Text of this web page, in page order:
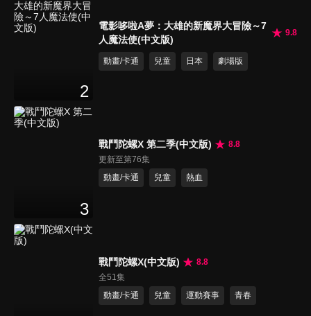
2
電影哆啦A夢：大雄的新魔界大冒險～7
人魔法使(中文版)
9.8
動畫/卡通 兒童 日本 劇場版
3
戰鬥陀螺X 第二季(中文版)
8.8
更新至第76集
動畫/卡通
兒童 熱血
戰鬥陀螺X(中文版)
8.8
全51集
動畫/卡通
兒童 運動賽事 青春